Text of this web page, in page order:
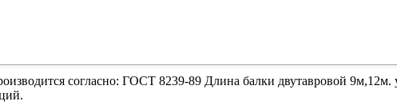
согласно: ГОСТ 8239-89 Длина балки двутавровой